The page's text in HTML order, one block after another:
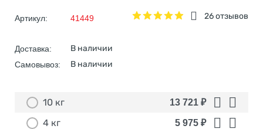
26 отзывов
Артикул: 41449
Доставка: В наличии
Самовывоз: В наличии
10 кг 13 721 ₽
4 кг 5 975 ₽